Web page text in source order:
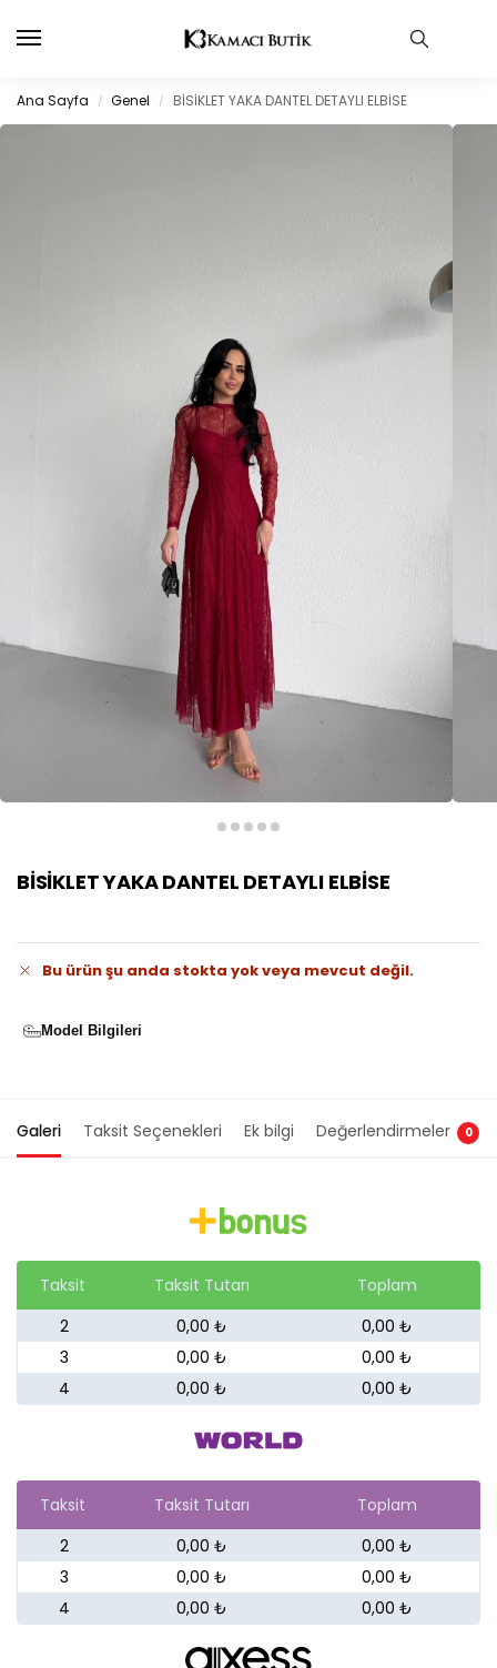
Ana Sayfa / Genel / BİSİKLET YAKA DANTEL DETAYLI ELBİSE
BİSİKLET YAKA DANTEL DETAYLI ELBİSE
Bu ürün şu anda stokta yok veya mevcut değil.
Model Bilgileri
Galeri Taksit Seçenekleri Ek bilgi Değerlendirmeler 0
Taksit Taksit Tutarı
Toplam
2
0,00 ₺
0,00 ₺
3
0,00 ₺
0,00 ₺
4
0,00 ₺ 0,00 ₺
Taksit Taksit Tutarı
Toplam
2
0,00 ₺
0,00 ₺
3
0,00 ₺
0,00 ₺
4
0,00 ₺ 0,00 ₺